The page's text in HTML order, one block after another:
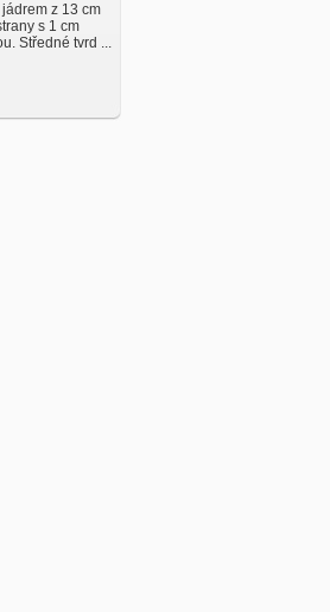
z 13 cm
s 1 cm
Středné tvrd ...